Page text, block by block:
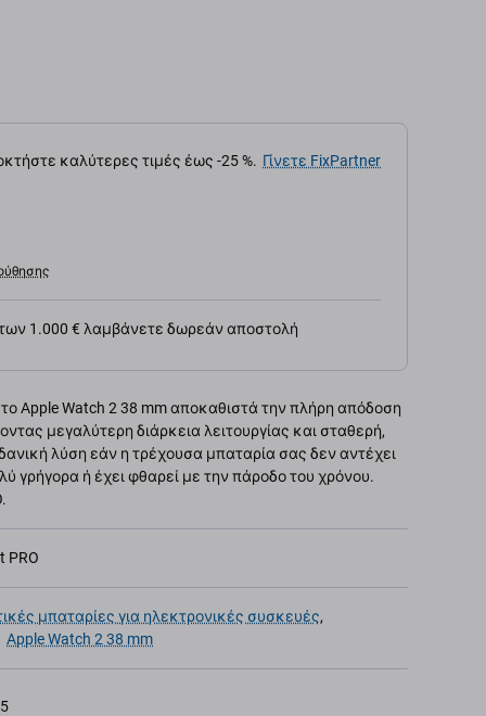
καλύτερες τιμές έως -25 %. Γίνετε FixPartner
1.000 € λαμβάνετε δωρεάν αποστολή
Apple Watch 2 38 mm αποκαθιστά την πλήρη απόδοση
μεγαλύτερη διάρκεια λειτουργίας και σταθερή,
λύση εάν η τρέχουσα μπαταρία σας δεν αντέχει
γρήγορα ή έχει φθαρεί με την πάροδο του χρόνου.
PRO
μπαταρίες για ηλεκτρονικές συσκευές,
Apple Watch 2 38 mm